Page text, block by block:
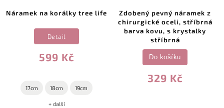
Náramek na korálky tree life
599 Kč
Detail
17cm 18cm 19cm
+ další
Zdobený pevný náramek z
chirurgické oceli, stříbrná
barva kovu, s krystalky
stříbrná
329 Kč
Do košíku